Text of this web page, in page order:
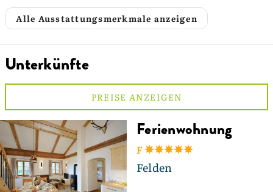
Alle Ausstattungsmerkmale anzeigen
Unterkünfte
PREISE ANZEIGEN
Ferienwohnung
F
Felden